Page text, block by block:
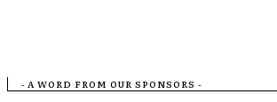
- A WORD FROM OUR SPONSORS -